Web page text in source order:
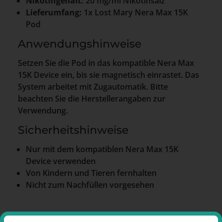
Lieferumfang: 1x Lost Mary Nera Max 15K
Pod
Anwendungshinweise
Setzen Sie die Pod in das kompatible Nera Max
15K Device ein, bis sie magnetisch einrastet. Das
System arbeitet mit Zugautomatik. Bitte
beachten Sie die Herstellerangaben zur
Verwendung.
Sicherheitshinweise
Nur mit dem kompatiblen Nera Max 15K
Device verwenden
Von Kindern und Tieren fernhalten
Nicht zum Nachfüllen vorgesehen